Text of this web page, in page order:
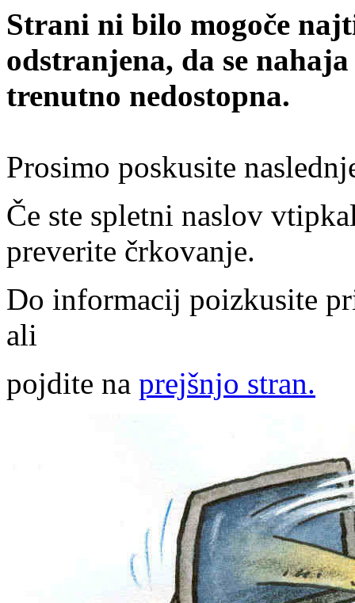
Strani ni bilo mogoče
odstranjena, da se
trenutno nedostopna.
Prosimo poskusite
Če ste spletni naslov
preverite črkovanje.
Do informacij poizkusite
ali
pojdite na prejšnjo stran.